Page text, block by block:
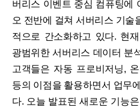
버리스 이벤트 중심 컴퓨팅에
오 전반에 걸쳐 서버리스 기술
적으로 간소화하고 있다. 현
광범위한 서버리스 데이터 분
고객들은 자동 프로비저닝,
등의 이점을 활용하면서 업무
다. 오늘 발표된 새로운 기능